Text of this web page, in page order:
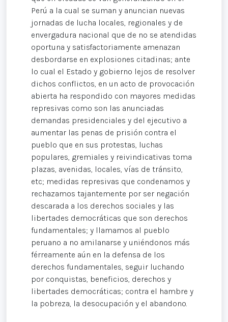
Perú a la cual se suman y anuncian nuevas
jornadas de lucha locales, regionales y de
envergadura nacional que de no se atendidas
oportuna y satisfactoriamente amenazan
desbordarse en explosiones citadinas; ante
lo cual el Estado y gobierno lejos de resolver
dichos conflictos, en un acto de provocación
abierta ha respondido con mayores medidas
represivas como son las anunciadas
demandas presidenciales y del ejecutivo a
aumentar las penas de prisión contra el
pueblo que en sus protestas, luchas
populares, gremiales y reivindicativas toma
plazas, avenidas, locales, vías de tránsito,
etc; medidas represivas que condenamos y
rechazamos tajantemente por ser negación
descarada a los derechos sociales y las
libertades democráticas que son derechos
fundamentales; y llamamos al pueblo
peruano a no amilanarse y uniéndonos más
férreamente aún en la defensa de los
derechos fundamentales, seguir luchando
por conquistas, beneficios, derechos y
libertades democráticas; contra el hambre y
la pobreza, la desocupación y el abandono.